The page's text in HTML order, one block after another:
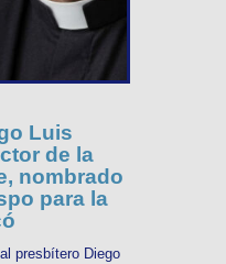
Luis
de la
nombrado
para la
presbítero Diego